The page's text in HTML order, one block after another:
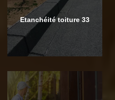
Etanchéité toiture 33